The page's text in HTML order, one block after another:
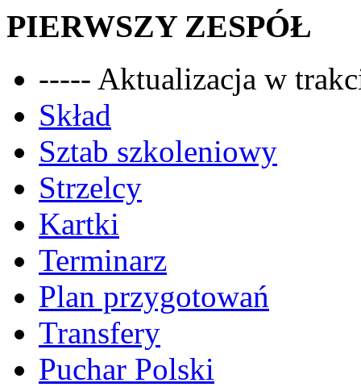
PIERWSZY ZESPÓŁ
----- Aktualizacja w
Skład
Sztab szkoleniowy
Strzelcy
Kartki
Terminarz
Plan przygotowań
Transfery
Puchar Polski